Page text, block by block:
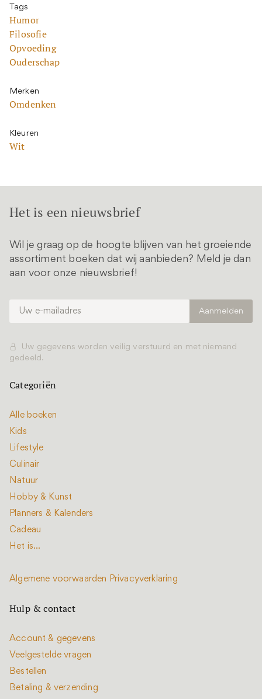
Tags
Humor
Filosofie
Opvoeding
Ouderschap
Merken
Omdenken
Kleuren
Wit
Het is een nieuwsbrief
Wil je graag op de hoogte blijven van het groeiende
assortiment boeken dat wij aanbieden? Meld je dan
aan voor onze nieuwsbrief!
Uw gegevens worden veilig verstuurd en met niemand
gedeeld.
Categoriën
Alle boeken
Kids
Lifestyle
Culinair
Natuur
Hobby & Kunst
Planners & Kalenders
Cadeau
Het is...
Algemene voorwaarden Privacyverklaring
Hulp & contact
Account & gegevens
Veelgestelde vragen
Bestellen
Betaling & verzending